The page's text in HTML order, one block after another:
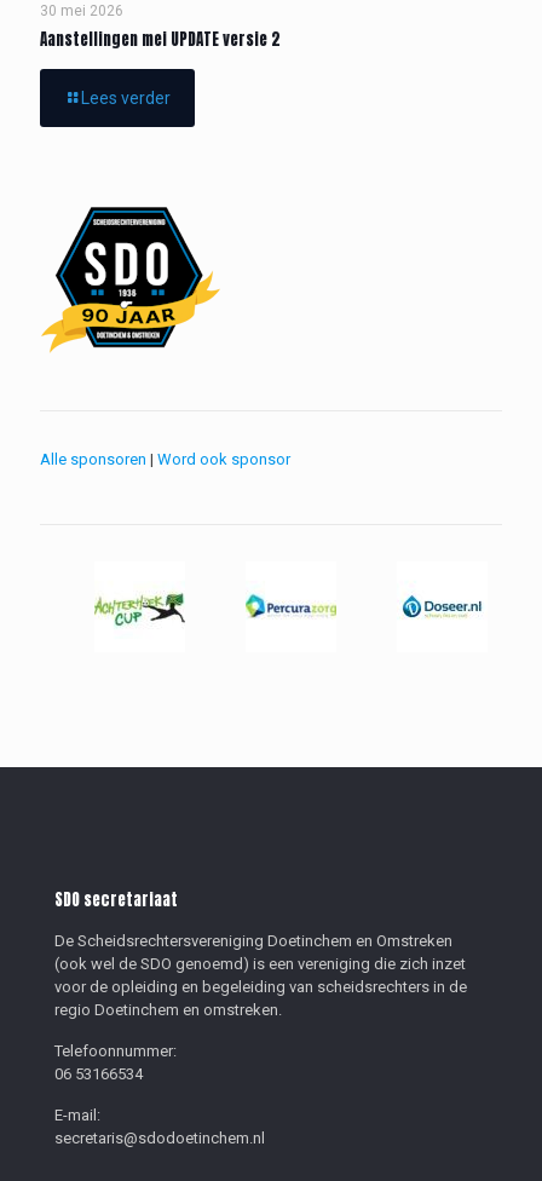
30 mei 2026
Aanstellingen mei UPDATE versie 2
Lees verder
Alle sponsoren | Word ook sponsor
SDO secretariaat
De Scheidsrechtersvereniging Doetinchem en Omstreken
(ook wel de SDO genoemd) is een vereniging die zich inzet
voor de opleiding en begeleiding van scheidsrechters in de
regio Doetinchem en omstreken.
Telefoonnummer:
06 53166534
E-mail:
secretaris@sdodoetinchem.nl